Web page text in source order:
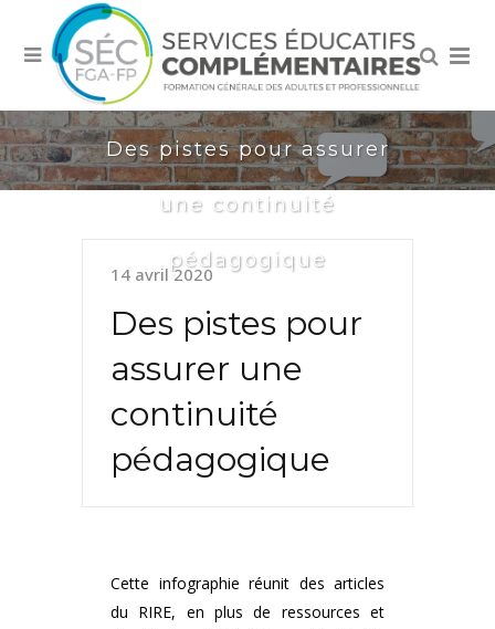
Des pistes pour assurer
une continuité
pédagogique
14 avril 2020
Des pistes pour
assurer une
continuité
pédagogique
Cette infographie réunit des articles
du RIRE, en plus de ressources et